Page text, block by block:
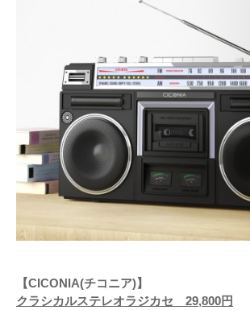
【CICONIA(チコニア)】
クラシカルステレオラジカセ 29,800円